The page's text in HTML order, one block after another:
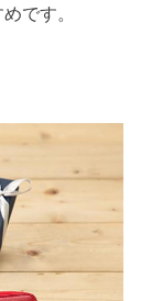
です。